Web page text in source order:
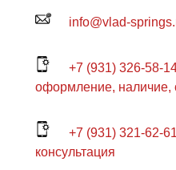
info@vlad-
+7 (931) 326-58-
оформление, наличие,
+7 (931) 321-62-
консультация